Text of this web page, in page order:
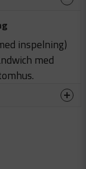
inspelning)
med